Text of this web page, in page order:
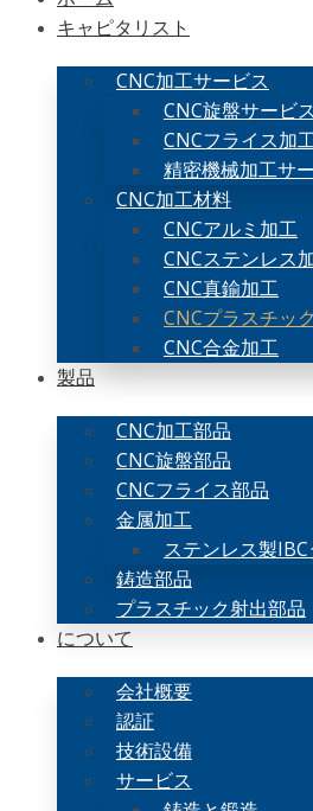
キャピタリスト
CNC加工サービス
CNC旋盤サービス
CNCフライス加
精密機械加工サ
CNC加工材料
CNCアルミ加工
CNCステンレス
CNC真鍮加工
CNCプラスチッ
CNC合金加工
製品
CNC加工部品
CNC旋盤部品
CNCフライス部品
金属加工
ステンレス製IBC
鋳造部品
プラスチック射出部品
について
会社概要
認証
技術設備
サービス